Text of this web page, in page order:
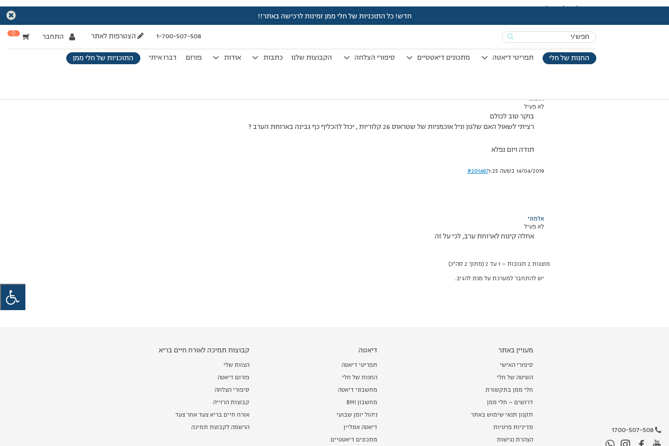
חדש! כל התוכניות של חלי ממן זמינות לרכישה באתר!!
Search
for:
1-700-507-508 הצטרפות לאתר התחבר 0
החנות של חלי תפריטי דיאטה מתכונים דיאטטיים סיפורי הצלחה הקבוצות שלנו כתבות אודות פורום דברו איתי התוכניות של חלי ממן
עמוד הבית>דיונים>פורום>שאלה-שלגון וניל אוכמניות
מוצגות 2 תגובות – 1 עד 2 (מתוך 2 סה״כ)
17/07/2012 בשעה 8:24
#201464
אלמוני
לא פעיל
בוקר טוב לכולם
רציתי לשאול האם שלגון וניל אוכמניות של שטראוס 26 קלוריות , יכול להכליף כף גבינה בארוחת הערב ?
תודה ויום נפלא
14/04/2019 בשעה 1:25 #201467
אלמוני
לא פעיל
אחלה קינוח לארוחת ערב, לכי על זה
מוצגות 2 תגובות – 1 עד 2 (מתוך 2 סה״כ)
יש להתחבר למערכת על מנת להגיב.
1700-507-508
מעניין באתר
סיפורי האישי
השיטה של חלי
חלי ממן בתקשורת
דרושים – חלי ממן
תקנון תנאי שימוש באתר
מדיניות פרטיות
הצהרת נגישות
דיאטה
תפריטי דיאטה
החנות של חלי
מחשבוני דיאטה
מחשבון BMI
ניהול יומן שבועי
דיאטה אונליין
מתכונים דיאטטיים
קבוצות תמיכה לאורח חיים בריא
הצוות שלי
פורום דיאטה
סיפורי הצלחה
קבוצות הרזייה
אורח חיים בריא צעד אחר צעד
הרשמה לקבוצת תמיכה